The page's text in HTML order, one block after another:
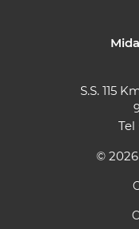
S.S. 115
Tel
© 2026